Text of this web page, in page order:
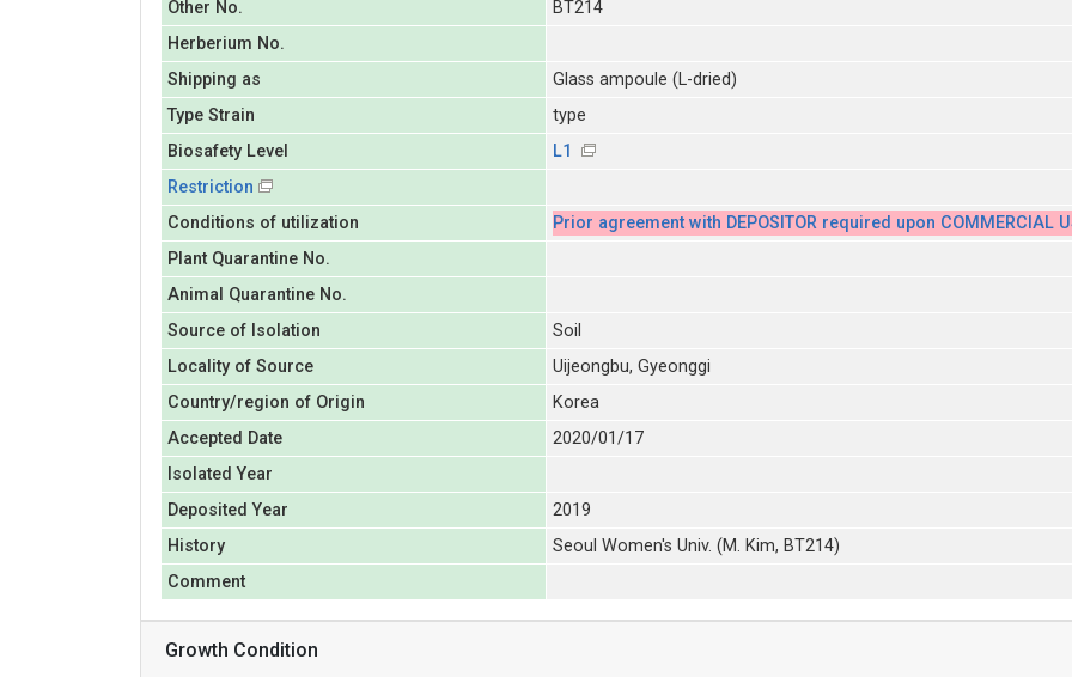
Other No.
BT214
Herberium No.
Shipping as
Glass ampoule (L-dried)
Type Strain
type
Biosafety Level
L1
Restriction
Conditions of utilization
Prior agreement with DEPOSITOR required upon COMMERCIAL
Plant Quarantine No.
Animal Quarantine No.
Source of Isolation
Soil
Locality of Source
Uijeongbu, Gyeonggi
Country/region of Origin
Korea
Accepted Date
2020/01/17
Isolated Year
Deposited Year
2019
History
Seoul Women's Univ. (M. Kim, BT214)
Comment
Growth Condition